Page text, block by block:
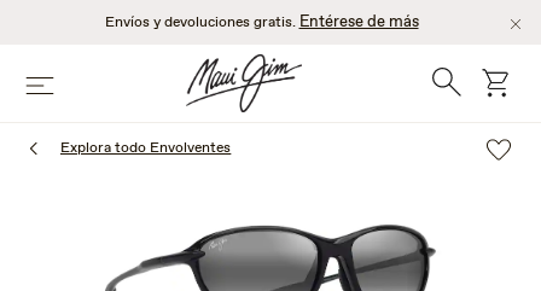
principal
Envíos y devoluciones gratis. Entérese de más
Menú BúsquedaCarro
Explora todo Envolventes